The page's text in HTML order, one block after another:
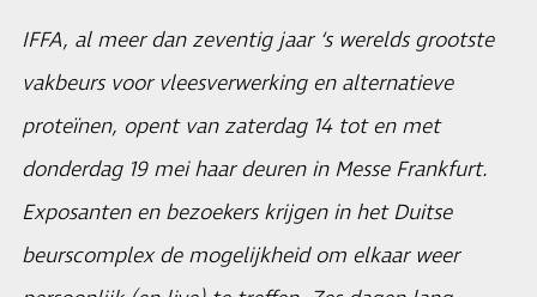
IFFA, al meer dan zeventig jaar ‘s werelds grootste
vakbeurs voor vleesverwerking en alternatieve
proteïnen, opent van zaterdag 14 tot en met
donderdag 19 mei haar deuren in Messe Frankfurt.
Exposanten en bezoekers krijgen in het Duitse
beurscomplex de mogelijkheid om elkaar weer